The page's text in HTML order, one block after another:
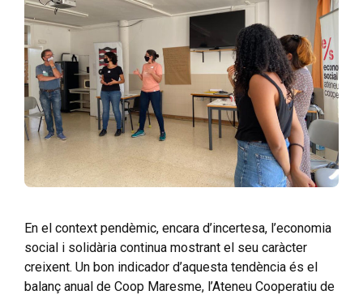
En el context pendèmic, encara d’incertesa, l’economia
social i solidària continua mostrant el seu caràcter
creixent. Un bon indicador d’aquesta tendència és el
balanç anual de Coop Maresme, l’Ateneu Cooperatiu de